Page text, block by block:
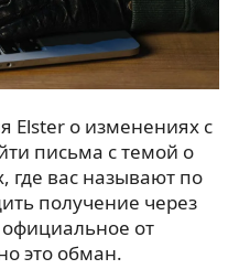
Elster о изменениях с
письма с темой о
где вас называют по
получение через
официальное от
это обман.